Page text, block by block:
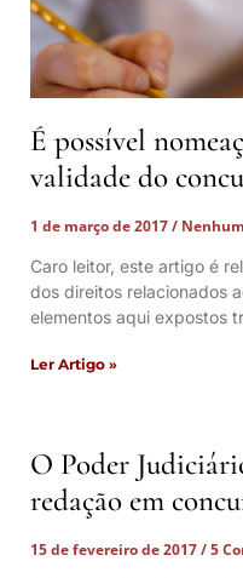
É possível
validade do
1 de março de 2017
Caro leitor, este artigo é
dos direitos relacionados
elementos aqui expostos
Ler Artigo »
O Poder
redação em
15 de fevereiro de 2017
5